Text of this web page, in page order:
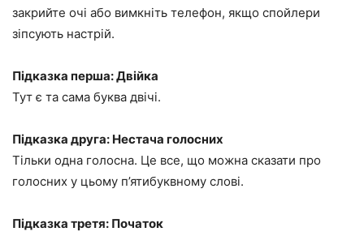
закрийте очі або вимкніть телефон, якщо спойлери
зіпсують настрій.
Підказка перша: Двійка
Тут є та сама буква двічі.
Підказка друга: Нестача голосних
Тільки одна голосна. Це все, що можна сказати про
голосних у цьому п’ятибуквному слові.
Підказка третя: Початок